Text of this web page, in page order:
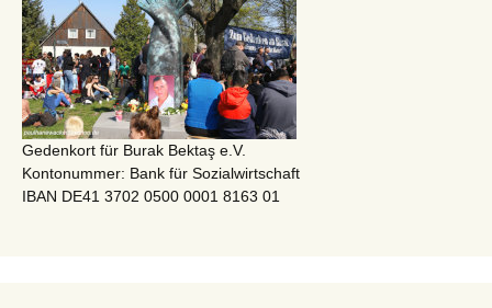
Gedenkort für Burak Bektaş e.V.
Kontonummer: Bank für Sozialwirtschaft
IBAN DE41 3702 0500 0001 8163 01